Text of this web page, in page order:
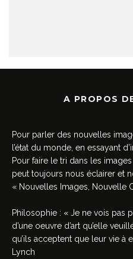
A PROPOS
Pour parler des nouvelles
l’état du monde, en essayant
Pour faire le tri dans les
peut toujours nous éclairer et
« Nouvelles Images, Nouvelle
Philosophie : « Je ne vois pas
d’une oeuvre d’art qu’elle
qu’ils acceptent que leur vie à
Lynch